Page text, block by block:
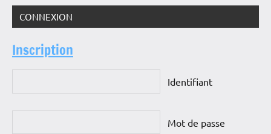
publications
CONNEXION
Inscription
Identifiant
Mot de passe